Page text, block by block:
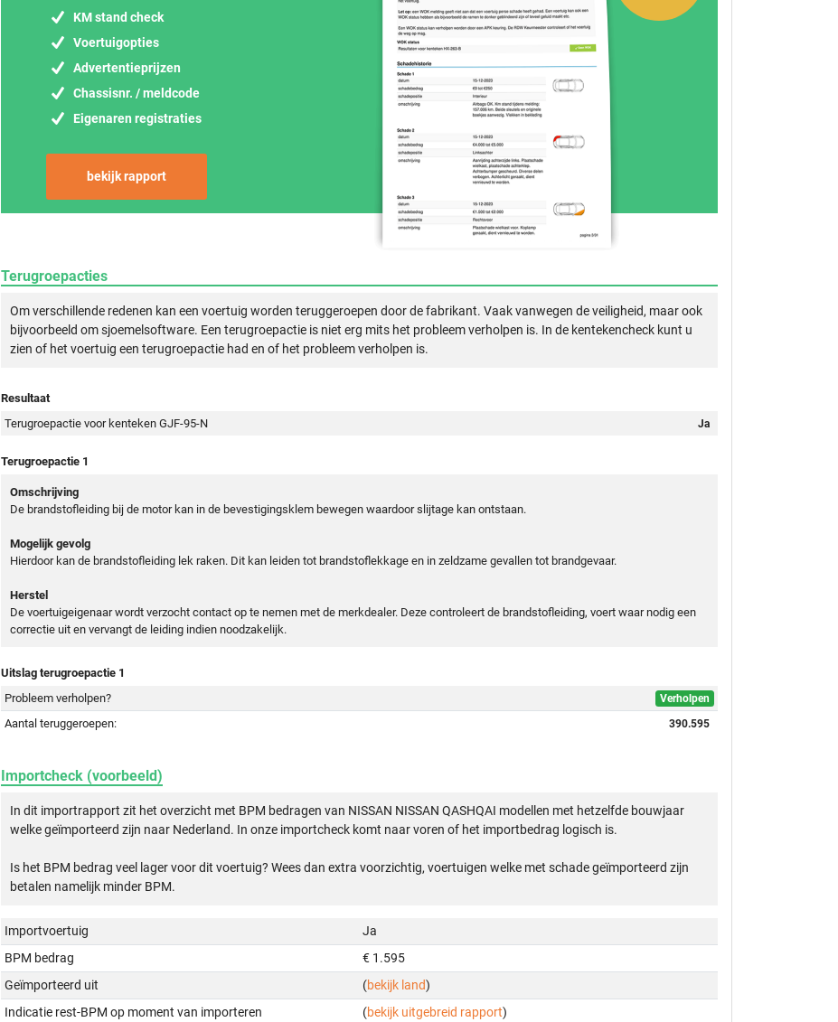
KM stand check
Voertuigopties
Advertentieprijzen
Chassisnr. / meldcode
Eigenaren registraties
bekijk rapport
Terugroepacties
Om verschillende redenen kan een voertuig worden teruggeroepen door de fabrikant. Vaak vanwegen de veiligheid, maar ook
bijvoorbeeld om sjoemelsoftware. Een terugroepactie is niet erg mits het probleem verholpen is. In de kentekencheck kunt u
zien of het voertuig een terugroepactie had en of het probleem verholpen is.
Resultaat
Terugroepactie voor kenteken GJF-95-N
Ja
Terugroepactie 1
Omschrijving
De brandstofleiding bij de motor kan in de bevestigingsklem bewegen waardoor slijtage kan ontstaan.
Mogelijk gevolg
Hierdoor kan de brandstofleiding lek raken. Dit kan leiden tot brandstoflekkage en in zeldzame gevallen tot brandgevaar.
Herstel
De voertuigeigenaar wordt verzocht contact op te nemen met de merkdealer. Deze controleert de brandstofleiding, voert waar nodig een
correctie uit en vervangt de leiding indien noodzakelijk.
Uitslag terugroepactie 1
Probleem verholpen?
Verholpen
Aantal teruggeroepen: 390.595
Importcheck (voorbeeld)
In dit importrapport zit het overzicht met BPM bedragen van NISSAN NISSAN QASHQAI modellen met hetzelfde bouwjaar
welke geïmporteerd zijn naar Nederland. In onze importcheck komt naar voren of het importbedrag logisch is.
Is het BPM bedrag veel lager voor dit voertuig? Wees dan extra voorzichtig, voertuigen welke met schade geïmporteerd zijn
betalen namelijk minder BPM.
Importvoertuig
Ja
BPM bedrag
€ 1.595
Geïmporteerd uit
(bekijk land)
Indicatie rest-BPM op moment van importeren
(bekijk uitgebreid rapport)